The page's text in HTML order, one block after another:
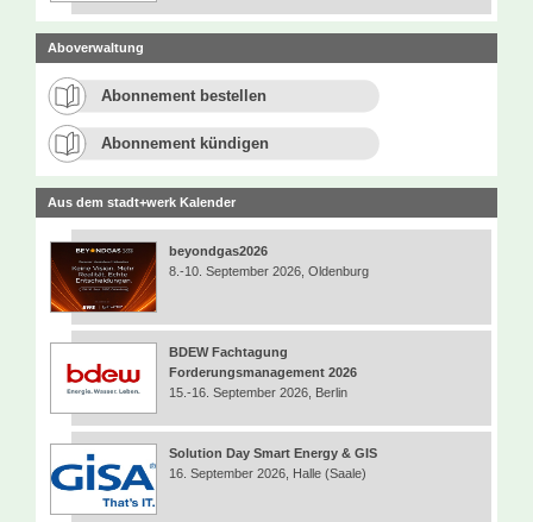
Aboverwaltung
Abonnement bestellen
Abonnement kündigen
Aus dem stadt+werk Kalender
beyondgas2026
8.-10. September 2026, Oldenburg
BDEW Fachtagung
Forderungsmanagement 2026
15.-16. September 2026, Berlin
Solution Day Smart Energy & GIS
16. September 2026, Halle (Saale)